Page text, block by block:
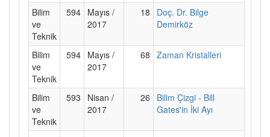
Bilim
ve
Teknik
594 Mayıs /
2017
18
Doç. Dr. Bilge
Demirköz
Bilim
ve
Teknik
594 Mayıs /
2017
68 Zaman Kristalleri
Bilim
ve
Teknik
593
Nisan /
2017
26
Bilim Çizgi - Bill
Gates'in İki Ayı